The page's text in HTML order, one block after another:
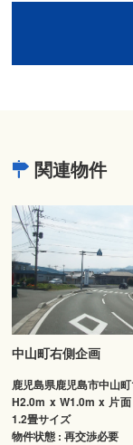
関連物件
中山町右側企画
鹿児島県鹿児島市中山
H2.0m x W1.0m x 片
1.2畳サイズ
物件状態 : 再交渉必要